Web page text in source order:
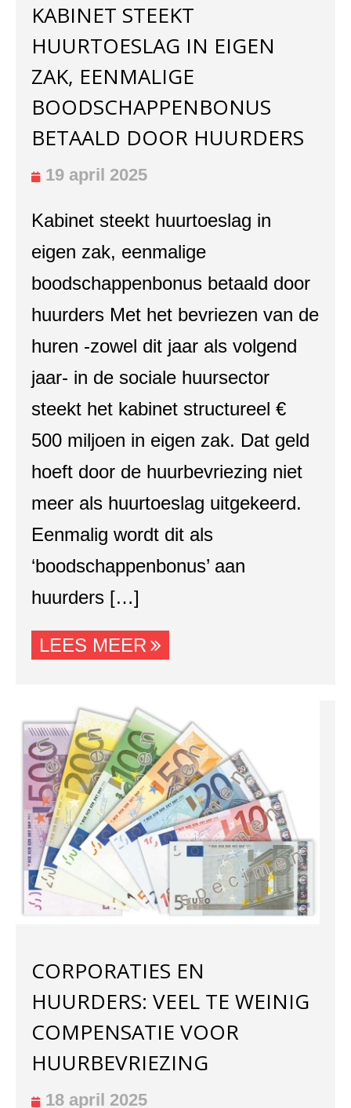
KABINET STEEKT
HUURTOESLAG IN EIGEN
ZAK, EENMALIGE
BOODSCHAPPENBONUS
BETAALD DOOR HUURDERS
19 april 2025
Kabinet steekt huurtoeslag in
eigen zak, eenmalige
boodschappenbonus betaald door
huurders Met het bevriezen van de
huren -zowel dit jaar als volgend
jaar- in de sociale huursector
steekt het kabinet structureel €
500 miljoen in eigen zak. Dat geld
hoeft door de huurbevriezing niet
meer als huurtoeslag uitgekeerd.
Eenmalig wordt dit als
‘boodschappenbonus’ aan
huurders […]
LEES MEER
CORPORATIES EN
HUURDERS: VEEL TE WEINIG
COMPENSATIE VOOR
HUURBEVRIEZING
18 april 2025